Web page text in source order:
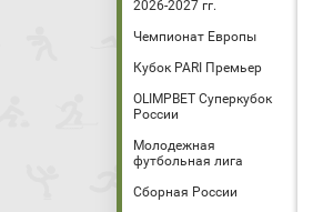
2026-2027 гг.
Чемпионат Европы
Кубок PARI Премьер
OLIMPBET Суперкубок
России
Молодежная
футбольная лига
Сборная России